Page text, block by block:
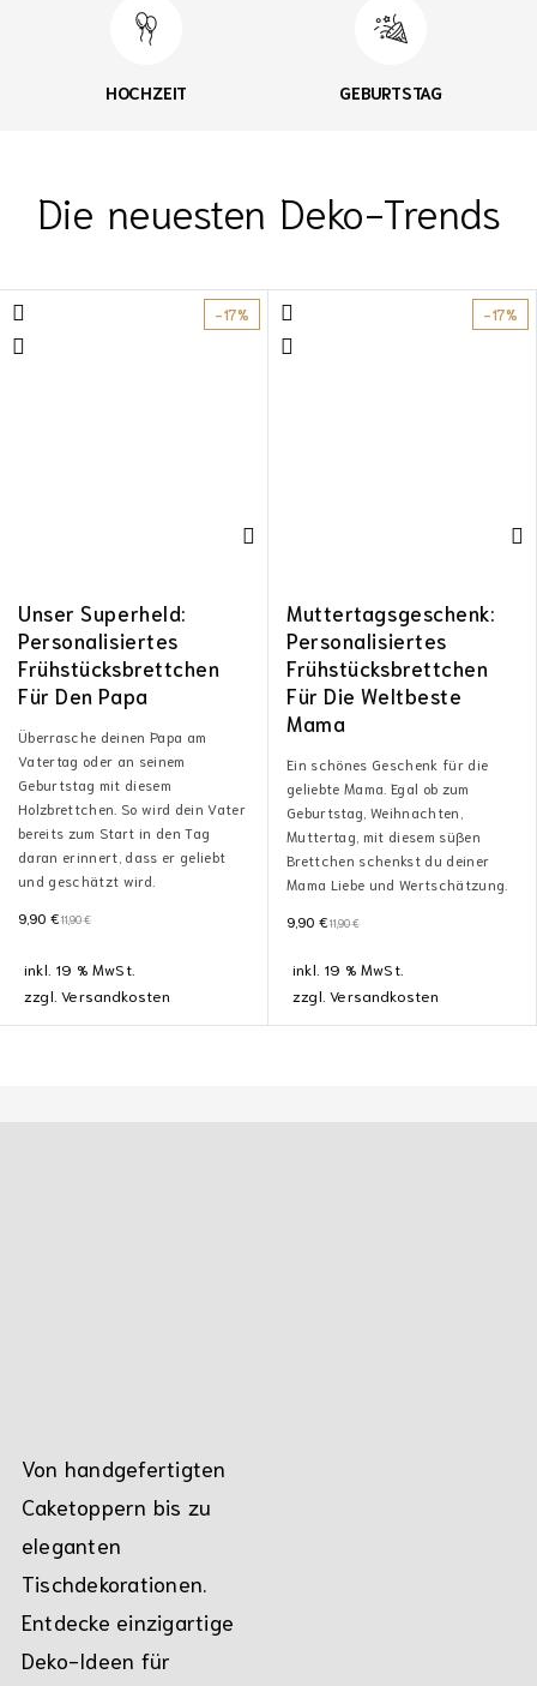
HOCHZEIT GEBURTSTAG
Die neuesten Deko-Trends
-17%
Unser Superheld:
Personalisiertes
Frühstücksbrettchen
Für Den Papa
Überrasche deinen Papa am
Vatertag oder an seinem
Geburtstag mit diesem
Holzbrettchen. So wird dein Vater
bereits zum Start in den Tag
daran erinnert, dass er geliebt
und geschätzt wird.
11,90€
9,90 €
inkl. 19 % MwSt.
zzgl.Versandkosten
-17%
Muttertagsgeschenk:
Personalisiertes
Frühstücksbrettchen
Für Die Weltbeste
Mama
Ein schönes Geschenk für die
geliebte Mama. Egal ob zum
Geburtstag, Weihnachten,
Muttertag, mit diesem süßen
Brettchen schenkst du deiner
Mama Liebe und Wertschätzung.
11,90€
9,90 €
inkl. 19 % MwSt.
zzgl.Versandkosten
Von handgefertigten
Caketoppern bis zu
eleganten
Tischdekorationen.
Entdecke einzigartige
Deko-Ideen für